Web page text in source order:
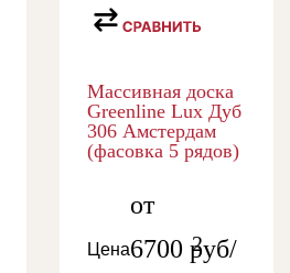
Массивная доска
Greenline Lux Дуб
306 Амстердам
(фасовка 5 рядов)
Цена
от
6700 руб/
2